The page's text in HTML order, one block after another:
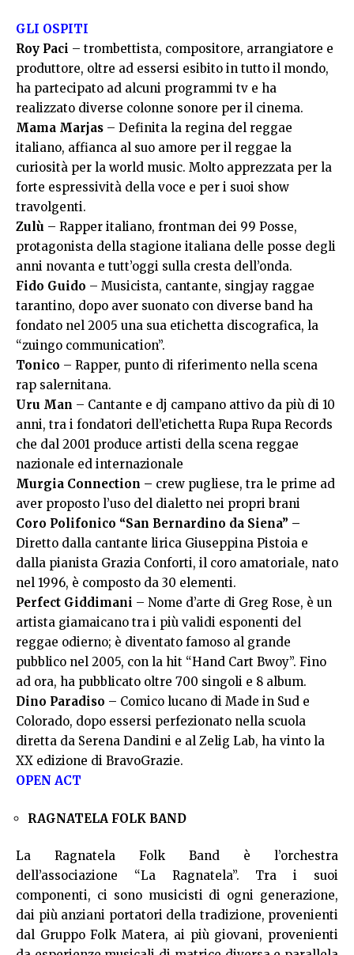
GLI OSPITI
Roy Paci – trombettista, compositore, arrangiatore e
produttore, oltre ad essersi esibito in tutto il mondo,
ha partecipato ad alcuni programmi tv e ha
realizzato diverse colonne sonore per il cinema.
Mama Marjas – Definita la regina del reggae
italiano, affianca al suo amore per il reggae la
curiosità per la world music. Molto apprezzata per la
forte espressività della voce e per i suoi show
travolgenti.
Zulù – Rapper italiano, frontman dei 99 Posse,
protagonista della stagione italiana delle posse degli
anni novanta e tutt’oggi sulla cresta dell’onda.
Fido Guido – Musicista, cantante, singjay raggae
tarantino, dopo aver suonato con diverse band ha
fondato nel 2005 una sua etichetta discografica, la
“zuingo communication”.
Tonico – Rapper, punto di riferimento nella scena
rap salernitana.
Uru Man – Cantante e dj campano attivo da più di 10
anni, tra i fondatori dell’etichetta Rupa Rupa Records
che dal 2001 produce artisti della scena reggae
nazionale ed internazionale
Murgia Connection – crew pugliese, tra le prime ad
aver proposto l’uso del dialetto nei propri brani
Coro Polifonico “San Bernardino da Siena” –
Diretto dalla cantante lirica Giuseppina Pistoia e
dalla pianista Grazia Conforti, il coro amatoriale, nato
nel 1996, è composto da 30 elementi.
Perfect Giddimani – Nome d’arte di Greg Rose, è un
artista giamaicano tra i più validi esponenti del
reggae odierno; è diventato famoso al grande
pubblico nel 2005, con la hit “Hand Cart Bwoy”. Fino
ad ora, ha pubblicato oltre 700 singoli e 8 album.
Dino Paradiso – Comico lucano di Made in Sud e
Colorado, dopo essersi perfezionato nella scuola
diretta da Serena Dandini e al Zelig Lab, ha vinto la
XX edizione di BravoGrazie.
OPEN ACT
RAGNATELA FOLK BAND
La Ragnatela Folk Band è l’orchestra
dell’associazione “La Ragnatela”. Tra i suoi
componenti, ci sono musicisti di ogni generazione,
dai più anziani portatori della tradizione, provenienti
dal Gruppo Folk Matera, ai più giovani, provenienti